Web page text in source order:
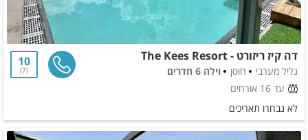
דה קיז ריזורט - The Kees Resort
גליל מערבי חוסן
וילה 6 חדרים
עד 16 אורחים
10
7
לא נבחרו תאריכים